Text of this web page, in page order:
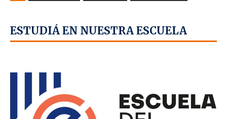
ESTUDIÁ EN NUESTRA ESCUELA